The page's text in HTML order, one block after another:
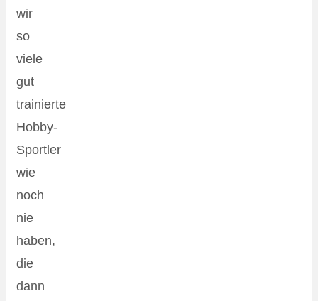
wir
so
viele
gut
trainierte
Hobby-
Sportler
wie
noch
nie
haben,
die
dann